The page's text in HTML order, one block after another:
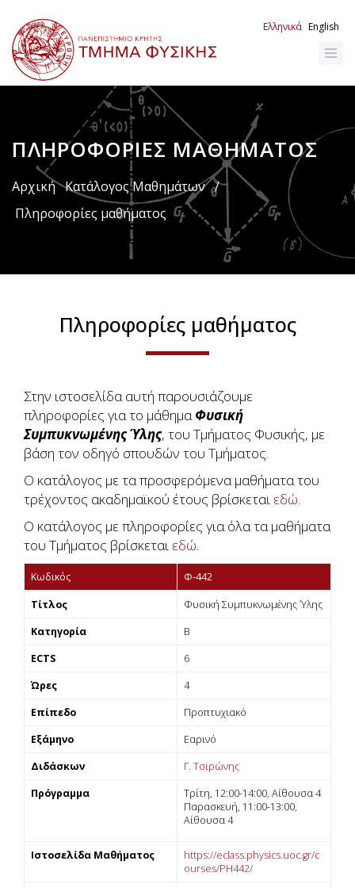
προς
το
κυρίως
περιεχόμενο
Ελληνικά English
ΠΛΗΡΟΦΟΡΊΕΣ ΜΑΘΉΜΑΤΟΣ
Breadcrumb
Αρχική Κατάλογος Μαθημάτων /
Πληροφορίες μαθήματος
Πληροφορίες μαθήματος
Στην ιστοσελίδα αυτή παρουσιάζουμε
πληροφορίες για το μάθημαΦυσική
Συμπυκνωμένης Ύλης, του Τμήματος Φυσικής, με
βάση τον οδηγό σπουδών του Τμήματος.
Ο κατάλογος με τα προσφερόμενα μαθήματα του
τρέχοντος ακαδημαϊκού έτους βρίσκεται εδώ.
Ο κατάλογος με πληροφορίες για όλα τα μαθήματα
του Τμήματος βρίσκεται εδώ.
Κωδικός Φ-442
Τίτλος
Φυσική Συμπυκνωμένης Ύλης
Κατηγορία
Β
ECTS
6
Ώρες
4
Επίπεδο
Προπτυχιακό
Εξάμηνο
Εαρινό
Διδάσκων
Γ. Τσιρώνης
Πρόγραμμα
Τρίτη, 12:00-14:00, Αίθουσα 4
Παρασκευή, 11:00-13:00,
Αίθουσα 4
Ιστοσελίδα Μαθήματος
https://eclass.physics.uoc.gr/c
ourses/PH442/